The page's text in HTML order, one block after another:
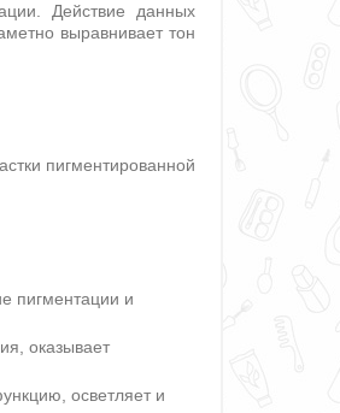
Действие данных
выравнивает тон
пигментированной
пигментации и
оказывает
осветляет и